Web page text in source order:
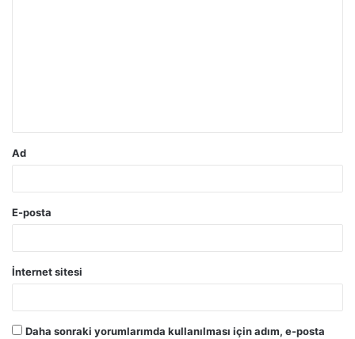
Ad
E-posta
İnternet sitesi
Daha sonraki yorumlarımda kullanılması için adım, e-posta